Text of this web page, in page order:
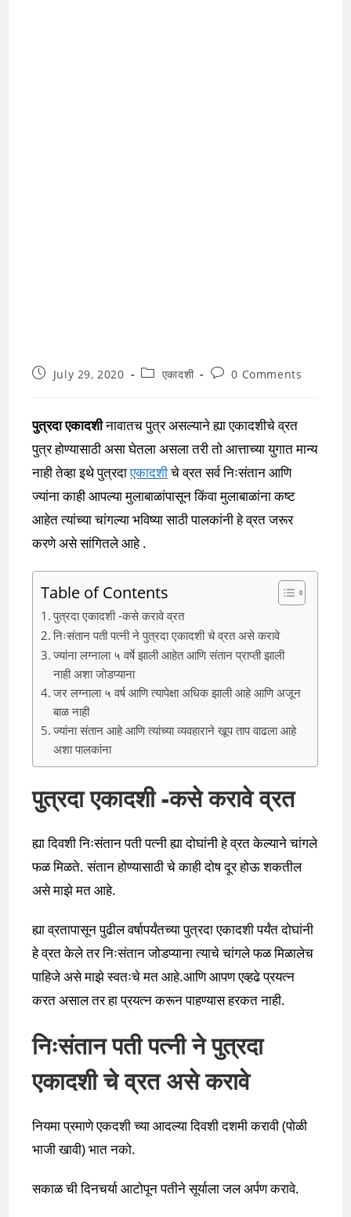
PostJuly 29, 2020
Postएकादशी
Post0 Comments
पुत्रदा एकादशीनावातच पुत्र असल्याने ह्या एकादशीचे व्रत
पुत्र होण्यासाठी असा घेतला असला तरी तो आत्ताच्या युगात मान्य
नाही तेव्हा इथे पुत्रदाएकादशीचे व्रत सर्व निःसंतान आणि
ज्यांना काही आपल्या मुलाबाळांपासून किंवा मुलाबाळांना कष्ट
आहेत त्यांच्या चांगल्या भविष्या साठी पालकांनी हे व्रत जरूर
करणे असे सांगितले आहे .
Table of Contents
पुत्रदा एकादशी -कसे करावे व्रत
निःसंतान पती पत्नी ने पुत्रदा एकादशी चे व्रत असे करावे
ज्यांना लग्नाला ५ वर्षे झाली आहेत आणि संतान प्राप्ती झाली
नाही अशा जोडप्याना
जर लग्नाला ५ वर्ष आणि त्यापेक्षा अधिक झाली आहे आणि अजून
बाळ नाही
ज्यांना संतान आहे आणि त्यांच्या व्यवहाराने खूप ताप वाढला आहे
अशा पालकांना
पुत्रदा एकादशी -कसे करावे व्रत
ह्या दिवशी निःसंतान पती पत्नी ह्या दोघांनी हे व्रत केल्याने चांगले
फळ मिळते. संतान होण्यासाठी चे काही दोष दूर होऊ शकतील
असे माझे मत आहे.
ह्या व्रतापासून पुढील वर्षापर्यंतच्या पुत्रदा एकादशी पर्यंत दोघांनी
हे व्रत केले तर निःसंतान जोडप्याना त्याचे चांगले फळ मिळालेच
पाहिजे असे माझे स्वतःचे मत आहे.आणि आपण एव्हढे प्रयत्न
करत असाल तर हा प्रयत्न करून पाहण्यास हरकत नाही.
निःसंतान पती पत्नी ने पुत्रदा
एकादशी चे व्रत असे करावे
नियमा प्रमाणे एकदशी च्या आदल्या दिवशी दशमी करावी (पोळी
भाजी खावी) भात नको.
सकाळ ची दिनचर्या आटोपून पतीने सूर्याला जल अर्पण करावे.